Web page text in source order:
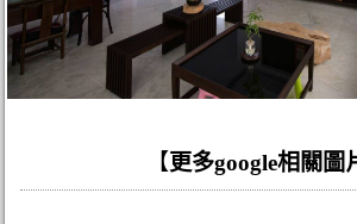
【 更多google相關圖